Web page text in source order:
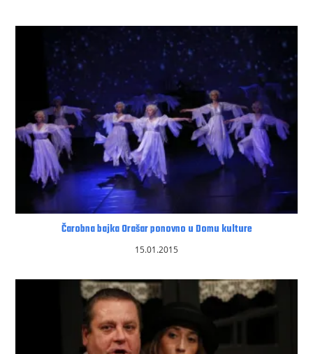
Čarobna bajka Orašar ponovno u Domu kulture
15.01.2015